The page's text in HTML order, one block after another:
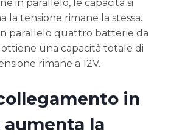
in parallelo, le capacità si
la tensione rimane la stessa.
parallelo quattro batterie da
ottiene una capacità totale di
rimane a 12V.
in
aumenta la